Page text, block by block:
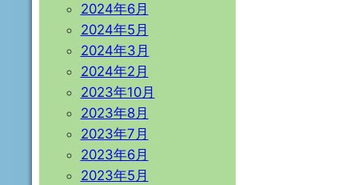
2024年6月
2024年5月
2024年3月
2024年2月
2023年10月
2023年8月
2023年7月
2023年6月
2023年5月